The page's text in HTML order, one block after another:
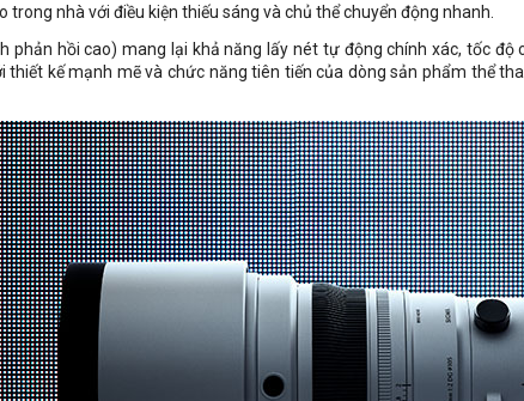
nhà với điều kiện thiếu sáng và chủ thể chuyển động nhanh.
phản hồi cao) mang lại khả năng lấy nét tự động chính xác, tốc
thiết kế mạnh mẽ và chức năng tiên tiến của dòng sản phẩm thể